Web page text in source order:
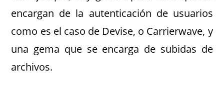
encargan de la autenticación de usuarios
como es el caso de Devise, o Carrierwave, y
una gema que se encarga de subidas de
archivos.